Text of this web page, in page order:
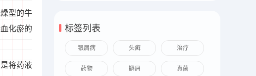
型的牛
化瘀的
将药液
标签列表
银屑病 头癣 治疗
药物 鳞屑 真菌